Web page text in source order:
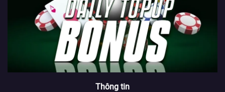
Thông tin